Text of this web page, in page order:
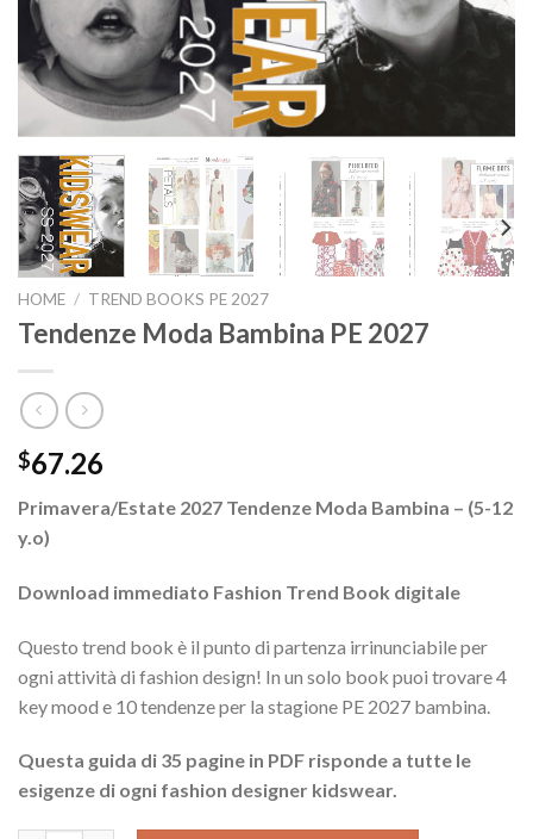
HOME / TREND BOOKS PE 2027
Tendenze Moda Bambina PE 2027
$67.26
Primavera/Estate 2027 Tendenze Moda Bambina – (5-12
y.o)
Download immediato Fashion Trend Book digitale
Questo trend book è il punto di partenza irrinunciabile per
ogni attività di fashion design! In un solo book puoi trovare 4
key mood e 10 tendenze per la stagione PE 2027 bambina.
Questa guida di 35 pagine in PDF risponde a tutte le
esigenze di ogni fashion designer kidswear.